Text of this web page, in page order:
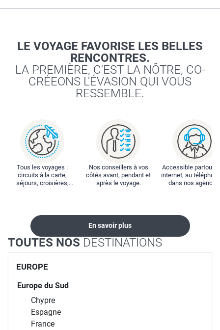
LE VOYAGE FAVORISE LES BELLES
RENCONTRES.
LA PREMIÈRE, C'EST LA NÔTRE, CO-
CRÉEONS L'ÉVASION QUI VOUS
RESSEMBLE.
Tous les voyages :
circuits à la carte,
séjours, croisières,
Nos conseillers à vos
côtés avant, pendant et
après le voyage.
Accessible partout :
internet, au
dans nos
En savoir plus
TOUTES NOS DESTINATIONS
EUROPE
Europe du Sud
Chypre
Espagne
France